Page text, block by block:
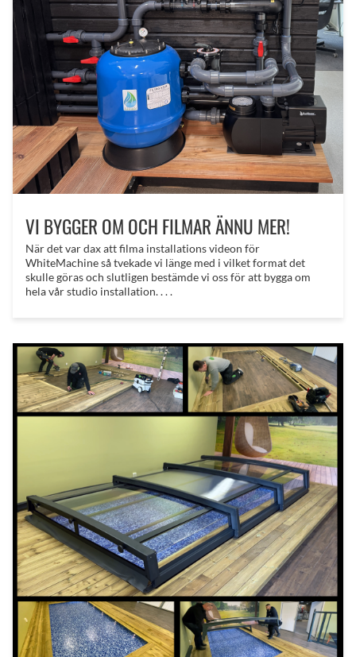
VI BYGGER OM OCH FILMAR ÄNNU MER!
När det var dax att filma installations videon för
WhiteMachine så tvekade vi länge med i vilket format det
skulle göras och slutligen bestämde vi oss för att bygga om
hela vår studio installation. . . .